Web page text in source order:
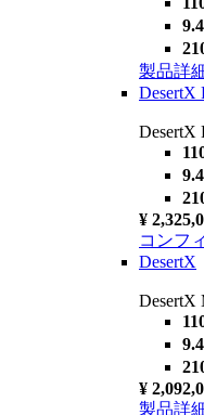
製品詳
DesertX
DesertX
¥
コンフ
DesertX
DesertX
¥
製品詳